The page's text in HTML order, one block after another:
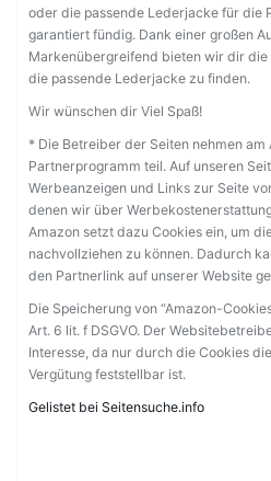
oder die passende Lederjacke für die
garantiert fündig. Dank einer großen
Markenübergreifend bieten wir dir die
die passende Lederjacke zu finden.
Wir wünschen dir Viel Spaß!
* Die Betreiber der Seiten nehmen am
Partnerprogramm teil. Auf unseren
Werbeanzeigen und Links zur Seite
denen wir über
Amazon setzt dazu Cookies ein, um
nachvollziehen zu können. Dadurch
den Partnerlink auf unserer Website
Die Speicherung von “Amazon-
Art. 6 lit. f DSGVO. Der
Interesse, da nur durch die Cookies
Vergütung feststellbar ist.
Gelistet bei Seitensuche.info